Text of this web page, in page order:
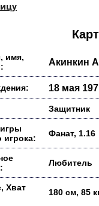
имя,
Акинкин
18 мая
Защитник
игрока:
Фанат, 1.16
Любитель
Хват
180 см, 85